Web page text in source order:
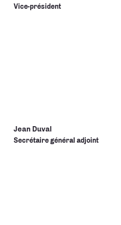
Vice-président
Jean Duval
Secrétaire général adjoint